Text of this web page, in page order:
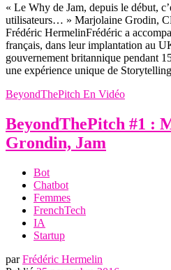
« Le Why de Jam, depuis le début,
utilisateurs… » Marjolaine Grodin,
Frédéric HermelinFrédéric a
français, dans leur implantation au
gouvernement britannique pendant
une expérience unique de
BeyondThePitch En Vidéo
BeyondThePitch #1 :
Grondin, Jam
Bot
Chatbot
Femmes
FrenchTech
IA
Startup
parFrédéric Hermelin